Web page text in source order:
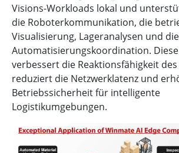
Visions-Workloads lokal und
die Roboterkommunikation, die
Visualisierung, Lageranalysen und
Automatisierungskoordination.
verbessert die Reaktionsfähigkeit des
reduziert die Netzwerklatenz und
Betriebssicherheit für intelligente
Logistikumgebungen.